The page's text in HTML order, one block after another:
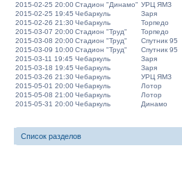
2015-02-25 20:00Стадион "Динамо" УРЦ ЯМЗ
2015-02-25 19:45 Чебаркуль Заря
2015-02-26 21:30Чебаркуль Торпедо
2015-03-07 20:00Стадион "Труд" Торпедо
2015-03-08 20:00Стадион "Труд" Спутник 95
2015-03-09 10:00Стадион "Труд" Спутник 95
2015-03-11 19:45 Чебаркуль Заря
2015-03-18 19:45 Чебаркуль Заря
2015-03-26 21:30Чебаркуль УРЦ ЯМЗ
2015-05-01 20:00Чебаркуль Лотор
2015-05-08 21:00Чебаркуль Лотор
2015-05-31 20:00Чебаркуль Динамо
Список разделов